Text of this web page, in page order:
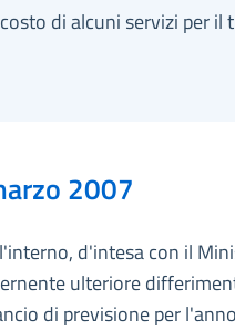
di alcuni servizi per il
2007
d'intesa con il
ulteriore
di previsione per